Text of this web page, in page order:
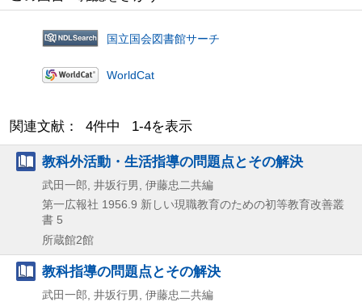
国立国会図書館サーチ
WorldCat
関連文献： 4件中 1-4を表示
教科外活動・生活指導の問題点とその解決
武田一郎, 井坂行男, 伊藤忠二共編
第一広報社 1956.9 新しい現職教育のための初等教育改善叢
書 5
所蔵館2館
教科指導の問題点とその解決
武田一郎, 井坂行男, 伊藤忠二共編